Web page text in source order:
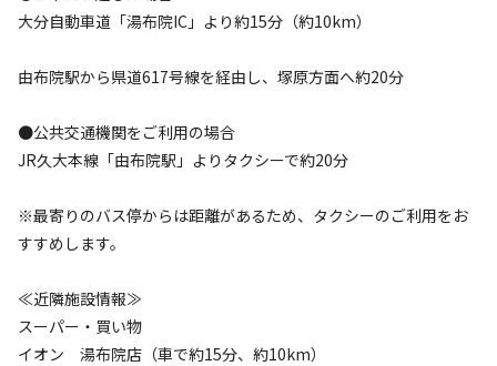
大分自動車道「湯布院IC」より約15分（約10km）​
由布院駅から県道617号線を経由し、塚原方面へ約20分
●公共交通機関をご利用の場合
JR久大本線「由布院駅」よりタクシーで約20分​
※​最寄りのバス停からは距離があるため、タクシーのご利用をお
すすめします。​
≪近隣施設情報≫
スーパー・買い物
イオン 湯布院店（車で約15分、約10km）​